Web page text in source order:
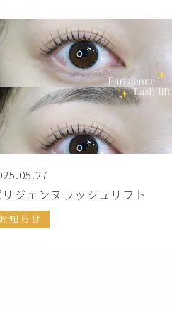
ジェンヌラッシュリフト
お知らせ